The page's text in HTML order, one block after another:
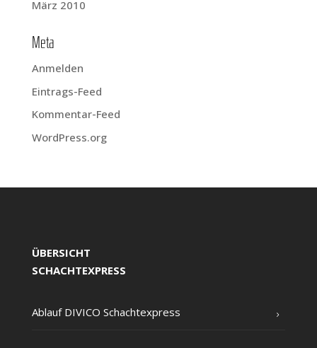
März 2010
Meta
Anmelden
Eintrags-Feed
Kommentar-Feed
WordPress.org
ÜBERSICHT
SCHACHTEXPRESS
Ablauf DIVICO Schachtexpress